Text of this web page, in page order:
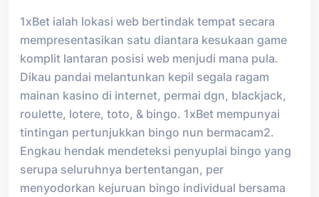
1xBet ialah lokasi web bertindak tempat secara
mempresentasikan satu diantara kesukaan game
komplit lantaran posisi web menjudi mana pula.
Dikau pandai melantunkan kepil segala ragam
mainan kasino di internet, permai dgn, blackjack,
roulette, lotere, toto, & bingo. 1xBet mempunyai
tintingan pertunjukkan bingo nun bermacam2.
Engkau hendak mendeteksi penyuplai bingo yang
serupa seluruhnya bertentangan, per
menyodorkan kejuruan bingo individual bersama